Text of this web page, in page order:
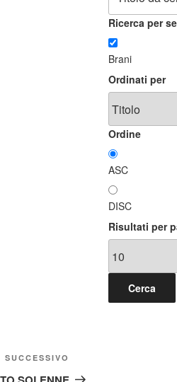
successivo
SUCCESSIVO
Ricerca per
Brani
Ordinati per
Ordine
ASC
DISC
Risultati per